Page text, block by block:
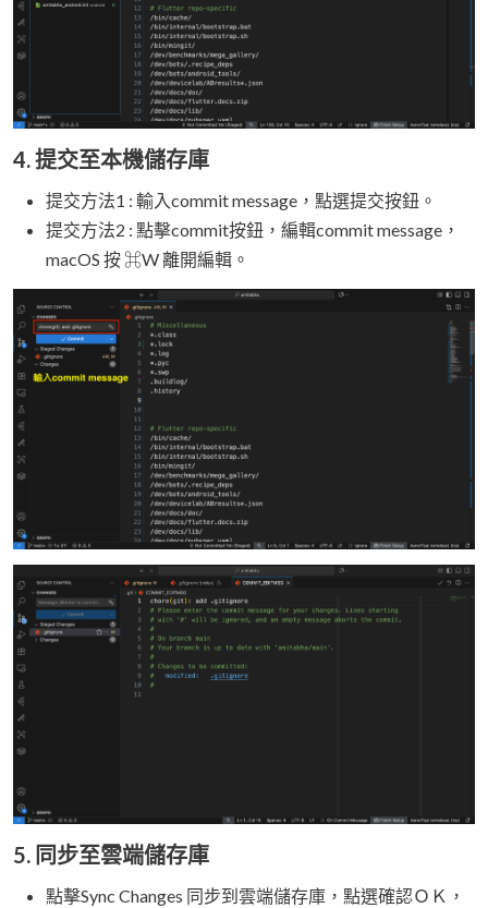
4. 提交至本機儲存庫
提交方法1 : 輸入commit message，點選提交按鈕。
提交方法2 : 點擊commit按鈕，編輯commit message，
macOS 按 ⌘W 離開編輯。
5. 同步至雲端儲存庫
點擊Sync Changes 同步到雲端儲存庫，點選確認ＯＫ，